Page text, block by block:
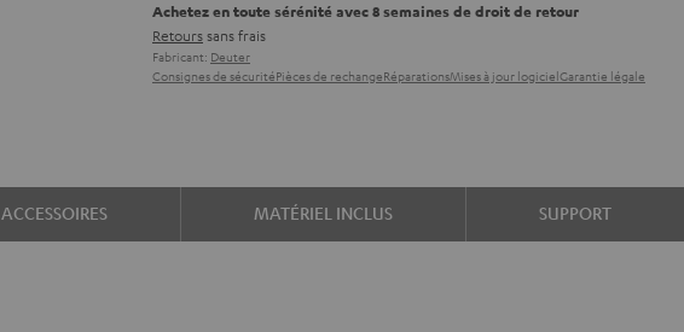
Achetez en toute sérénité avec 8 semaines de droit de retour
Retourssans frais
Fabricant: Deuter
Consignes de sécuritéPièces de rechangeRéparationsMises à jour logicielGarantie légale
ACCESSOIRES MATÉRIEL INCLUS SUPPORT